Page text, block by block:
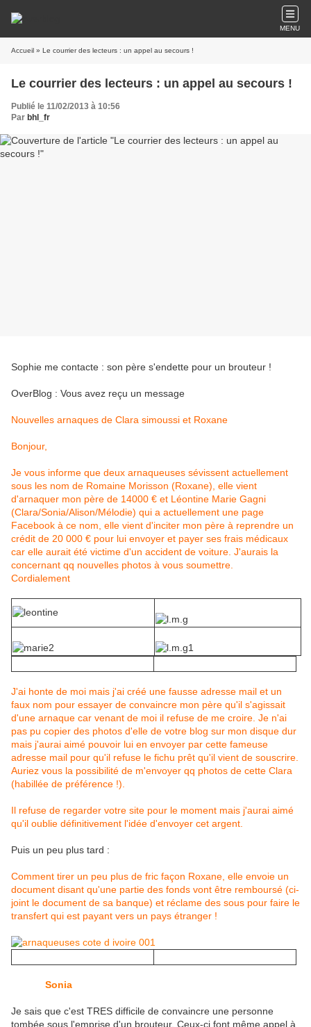
MENU
Accueil » Le courrier des lecteurs : un appel au secours !
Le courrier des lecteurs : un appel au secours !
Publié le 11/02/2013 à 10:56
Par bhl_fr
Sophie me contacte : son père s'endette pour un brouteur !
OverBlog : Vous avez reçu un message
Nouvelles arnaques de Clara simoussi et Roxane
Bonjour,
Je vous informe que deux arnaqueuses sévissent actuellement
sous les nom de Romaine Morisson (Roxane), elle vient
d'arnaquer mon père de 14000 € et Léontine Marie Gagni
(Clara/Sonia/Alison/Mélodie) qui a actuellement une page
Facebook à ce nom, elle vient d'inciter mon père à reprendre un
crédit de 20 000 € pour lui envoyer et payer ses frais médicaux
car elle aurait été victime d'un accident de voiture. J'aurais la
concernant qq nouvelles photos à vous soumettre.
Cordialement
J'ai honte de moi mais j'ai créé une fausse adresse mail et un
faux nom pour essayer de convaincre mon père qu'il s'agissait
d'une arnaque car venant de moi il refuse de me croire. Je n'ai
pas pu copier des photos d'elle de votre blog sur mon disque dur
mais j'aurai aimé pouvoir lui en envoyer par cette fameuse
adresse mail pour qu'il refuse le fichu prêt qu'il vient de souscrire.
Auriez vous la possibilité de m'envoyer qq photos de cette Clara
(habillée de préférence !).
Il refuse de regarder votre site pour le moment mais j'aurai aimé
qu'il oublie définitivement l'idée d'envoyer cet argent.
Puis un peu plus tard :
Comment tirer un peu plus de fric façon Roxane, elle envoie un
document disant qu'une partie des fonds vont être remboursé (ci-
joint le document de sa banque) et réclame des sous pour faire le
transfert qui est payant vers un pays étranger !
Sonia
Je sais que c'est TRES difficile de convaincre une personne
tombée sous l'emprise d'un brouteur. Ceux-ci font même appel à